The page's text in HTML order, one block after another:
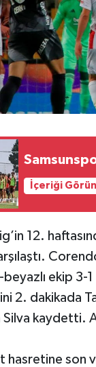
İçeriği
12.
ekip 3-1
2. dakikada
Silva kaydetti.
hasretine son